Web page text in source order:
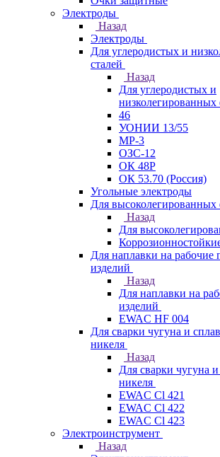
Электроды
Назад
Электроды
Для углеродистых и
сталей
Назад
Для углеродистых и
низколегированных
46
УОНИИ 13/55
МР-3
ОЗС-12
ОК 48Р
ОК 53.70 (Россия)
Угольные электроды
Для высоколегированных
Назад
Для
Для наплавки на рабочие
изделий
Назад
Для наплавки на
изделий
EWAC HF 004
Для сварки чугуна и
никеля
Назад
Для сварки чугуна
никеля
EWAC Cl 421
EWAC Cl 422
EWAC Cl 423
Электроинструмент
Назад